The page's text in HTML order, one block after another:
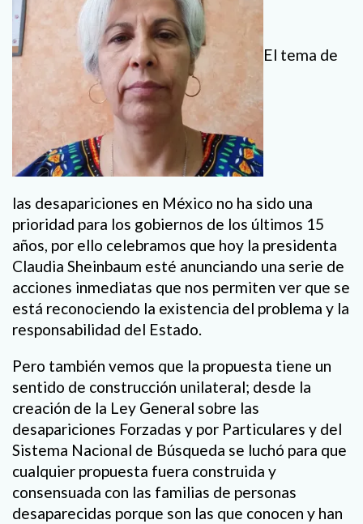
El tema de
las desapariciones en México no ha sido una
prioridad para los gobiernos de los últimos 15
años, por ello celebramos que hoy la presidenta
Claudia Sheinbaum esté anunciando una serie de
acciones inmediatas que nos permiten ver que se
está reconociendo la existencia del problema y la
responsabilidad del Estado.
Pero también vemos que la propuesta tiene un
sentido de construcción unilateral; desde la
creación de la Ley General sobre las
desapariciones Forzadas y por Particulares y del
Sistema Nacional de Búsqueda se luchó para que
cualquier propuesta fuera construida y
consensuada con las familias de personas
desaparecidas porque son las que conocen y han